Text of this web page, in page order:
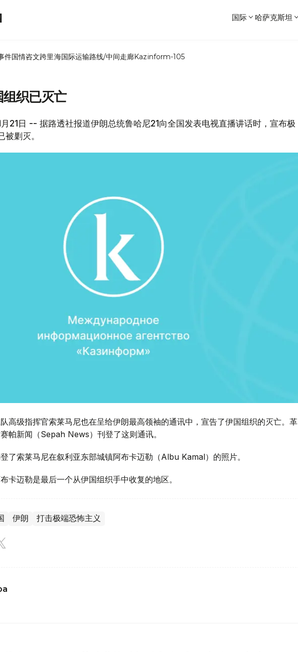
国际 哈萨克斯坦
件国情咨文跨里海国际运输路线/中间走廊Kazinform-105
织已灭亡
21日 -- 据路透社报道伊朗总统鲁哈尼21向全国发表电视直播讲话时，宣布极
剿灭。
高级指挥官索莱马尼也在呈给伊朗最高领袖的通讯中，宣告了伊国组织的灭亡。革
帕新闻（Sepah News）刊登了这则通讯。
了索莱马尼在叙利亚东部城镇阿布卡迈勒（Albu Kamal）的照片。
卡迈勒是最后一个从伊国组织手中收复的地区。
伊朗 打击极端恐怖主义